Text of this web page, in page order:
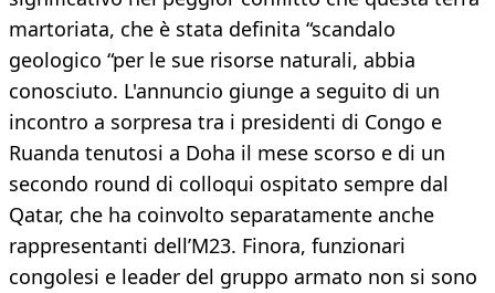
martoriata, che è stata definita “scandalo
geologico “per le sue risorse naturali, abbia
conosciuto. L'annuncio giunge a seguito di un
incontro a sorpresa tra i presidenti di Congo e
Ruanda tenutosi a Doha il mese scorso e di un
secondo round di colloqui ospitato sempre dal
Qatar, che ha coinvolto separatamente anche
rappresentanti dell’M23. Finora, funzionari
congolesi e leader del gruppo armato non si sono